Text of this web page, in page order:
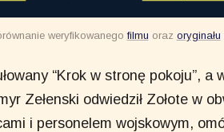
weryfikowanegofilmu oraz oryginału
“Krok w stronę pokoju”, a
Zełenski odwiedził Zołote w
i personelem wojskowym,